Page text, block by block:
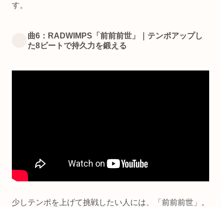
す。
曲6：RADWIMPS「前前前世」｜テンポアップし
た8ビートで持久力を鍛える
少しテンポを上げて挑戦したい人には、「前前前世」。